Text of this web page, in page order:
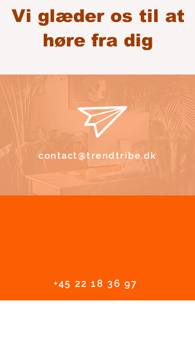
Vi glæder os til at
høre fra dig
contact@trendtribe.dk
+45 22 18 36 97